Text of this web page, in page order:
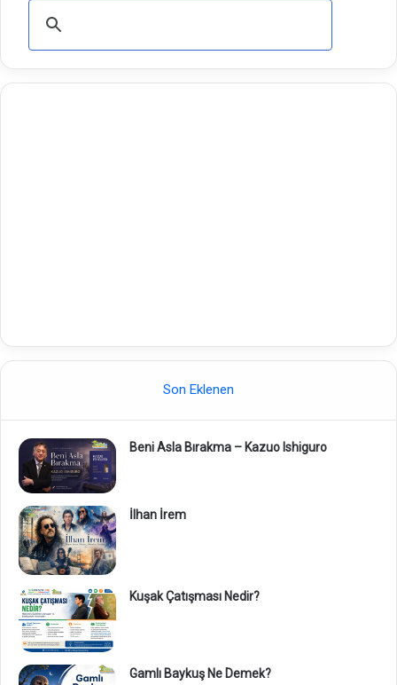
Son Eklenen
Beni Asla Bırakma – Kazuo Ishiguro
İlhan İrem
Kuşak Çatışması Nedir?
Gamlı Baykuş Ne Demek?